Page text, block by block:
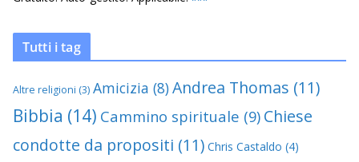
Tutti i tag
Altre religioni (3) Amicizia (8)Andrea Thomas (11)
Bibbia (14) Cammino spirituale (9) Chiese
condotte da propositi (11) Chris Castaldo (4)